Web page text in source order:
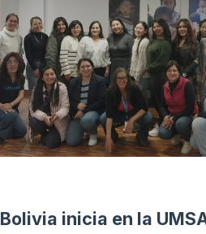
Bolivia inicia en la